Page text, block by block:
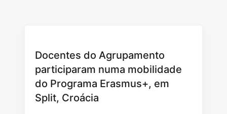
Docentes do Agrupamento
participaram numa mobilidade
do Programa Erasmus+, em
Split, Croácia